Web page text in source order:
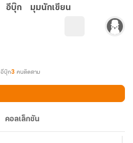
อีบุ๊ก มุมนักเขียน
อีบุ๊ก3 คนติดตาม
คอลเล็กชัน